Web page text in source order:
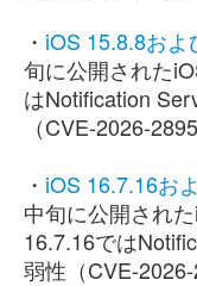
・ iOS 15.8.8お
旬に公開された
はNotification
（CVE-2026-
・ iOS 16.7.16お
中旬に公開され
16.7.16では
弱性（CVE-